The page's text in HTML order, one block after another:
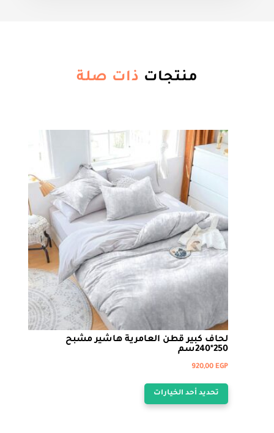
منتجات ذات صلة
لحاف كبير قطن العامرية هاشير مشبح
250*240سم
920,00 EGP
تحديد أحد الخيارات
هناك